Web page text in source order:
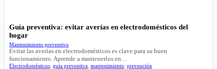
Guía preventiva: evitar averías en electrodomésticos del
hogar
Mantenimiento preventivo
Evitar las averías en electrodomésticos es clave para su buen
funcionamiento. Aprende a mantenerlos en…
Electrodomésticos guía preventiva mantenimiento prevención